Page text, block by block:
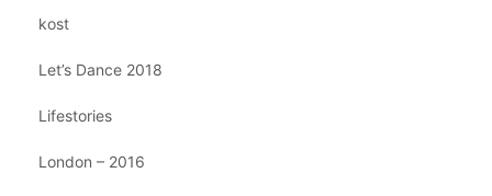
kost
Let’s Dance 2018
Lifestories
London – 2016